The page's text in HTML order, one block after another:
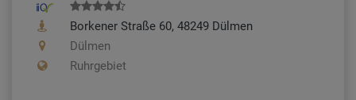
Borkener Straße 60, 48249 Dülmen
Dülmen
Ruhrgebiet